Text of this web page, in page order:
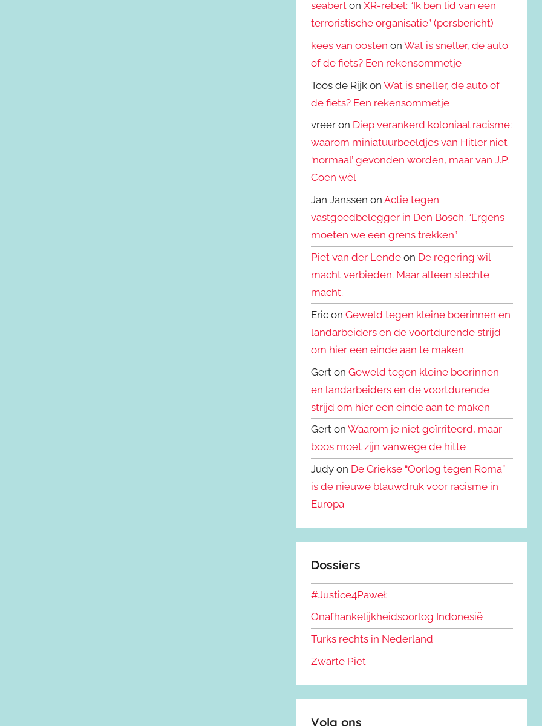
seabert onXR-rebel: “Ik ben lid van een
terroristische organisatie” (persbericht)
kees van oosten onWat is sneller, de auto
of de fiets? Een rekensommetje
Toos de Rijk onWat is sneller, de auto of
de fiets? Een rekensommetje
vreer on Diep verankerd koloniaal racisme:
waarom miniatuurbeeldjes van Hitler niet
‘normaal’ gevonden worden, maar van J.P.
Coen wèl
Jan Janssen onActie tegen
vastgoedbelegger in Den Bosch. “Ergens
moeten we een grens trekken”
Piet van der Lende on De regering wil
macht verbieden. Maar alleen slechte
macht.
Eric onGeweld tegen kleine boerinnen en
landarbeiders en de voortdurende strijd
om hier een einde aan te maken
Gert onGeweld tegen kleine boerinnen
en landarbeiders en de voortdurende
strijd om hier een einde aan te maken
Gert onWaarom je niet geïrriteerd, maar
boos moet zijn vanwege de hitte
Judy on De Griekse “Oorlog tegen Roma”
is de nieuwe blauwdruk voor racisme in
Europa
Dossiers
#Justice4Paweł
Onafhankelijkheidsoorlog Indonesië
Turks rechts in Nederland
Zwarte Piet
Volg ons